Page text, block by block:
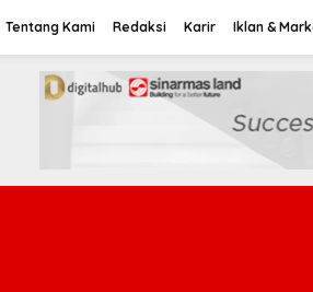
Tentang Kami Redaksi Karir Iklan &